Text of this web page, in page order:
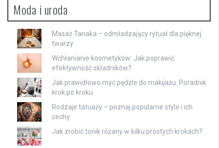
Moda i uroda
Masaż Tanaka – odmładzający rytuał dla pięknej
twarzy
Wchłanianie kosmetyków: Jak poprawić
efektywność składników?
Jak prawidłowo myć pędzle do makijażu: Poradnik
krok po kroku
Rodzaje tatuaży – poznaj popularne style i ich
cechy
Jak zrobić tonik różany w kilku prostych krokach?